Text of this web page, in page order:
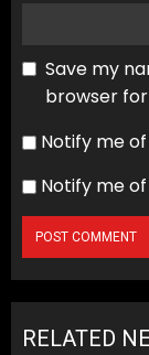
Save my
browser
Notify me
Notify me
RELATED